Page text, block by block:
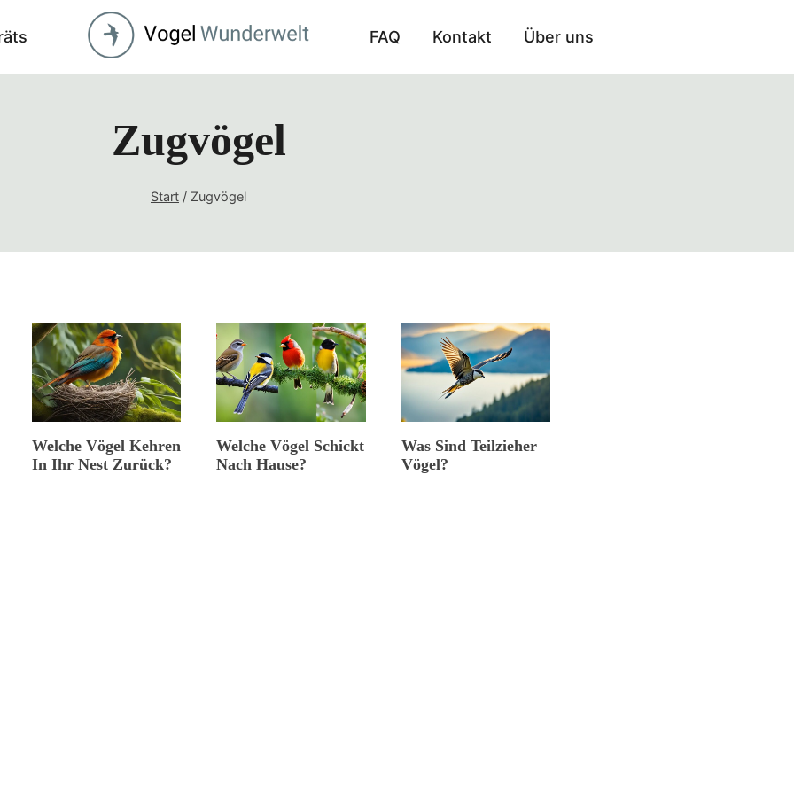
FAQ Kontakt Über uns
Zugvögel
Start / Zugvögel
Welche Vögel Kehren
In Ihr Nest Zurück?
Welche Vögel Schickt
Nach Hause?
Was Sind Teilzieher
Vögel?